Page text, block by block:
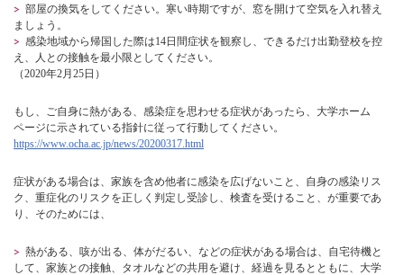
部屋の換気をしてください。寒い時期ですが、窓を開けて空気を入れ替え
ましょう。
感染地域から帰国した際は14日間症状を観察し、できるだけ出勤登校を控
え、人との接触を最小限としてください。
（2020年2月25日）
もし、ご自身に熱がある、感染症を思わせる症状があったら、大学ホーム
ページに示されている指針に従って行動してください。
https://www.ocha.ac.jp/news/20200317.html
症状がある場合は、家族を含め他者に感染を広げないこと、自身の感染リス
ク、重症化のリスクを正しく判定し受診し、検査を受けること、が重要であ
り、そのためには、
熱がある、咳が出る、体がだるい、などの症状がある場合は、 自宅待機と
して、 家族との接触、タオルなどの共用を避け、経過を見るとともに、大学